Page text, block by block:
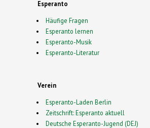
Esperanto
Häufige Fragen
Esperanto lernen
Esperanto-Musik
Esperanto-Literatur
Verein
Esperanto-Laden Berlin
Zeitschrift: Esperanto aktuell
Deutsche Esperanto-Jugend (DEJ)